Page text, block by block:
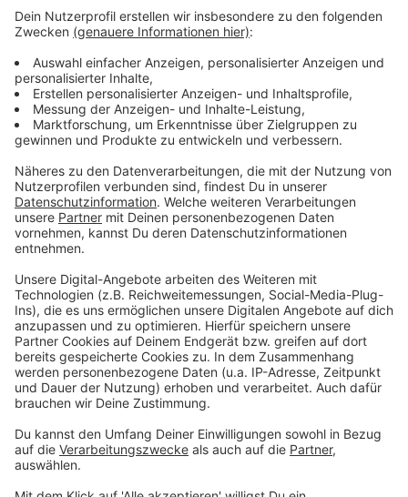
überwiegend in einem Flüchtlingslager aufgehalten
und Hilfsgüter transportiert, hat das Gericht durch
Fotos, Videos, Standortdaten, Chats und
abgehörte Telefonate als widerlegt angesehen.
Auch dass er absichtlich daneben geschossen
habe, um das Leben der Soldaten zu schonen und
Strafmildernd hat das Gericht unter anderem
gewertet, dass der Mann in Deutschland nicht als
radikal-islamistisch aufgefallen war.
Gegen das Urteil ist Revision beim
Bundesgerichtshof möglich.
Der Mann aus Eschweiler ist im April 2022 im Raum
Aachen verhaftet worden.
Veröffentlicht:Mittwoch, 25.01.2023 14:06
Anzeige